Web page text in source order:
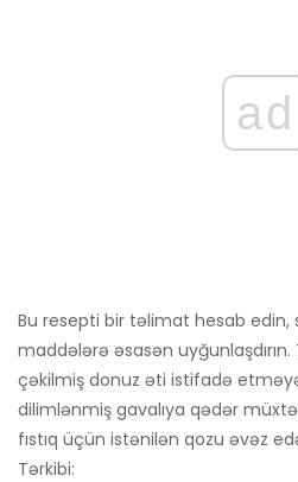
ad
Bu resepti bir təlimat hesab edin,
maddələrə əsasən
çəkilmiş donuz əti istifadə etməyə
dilimlənmiş gavalıya qədər
fıstıq üçün istənilən qozu əvəz
Tərkibi: